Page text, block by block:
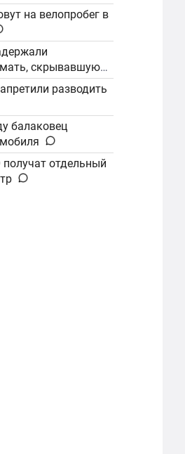
на велопробег в
скрывавшуюся
разводить
балаковец
отдельный